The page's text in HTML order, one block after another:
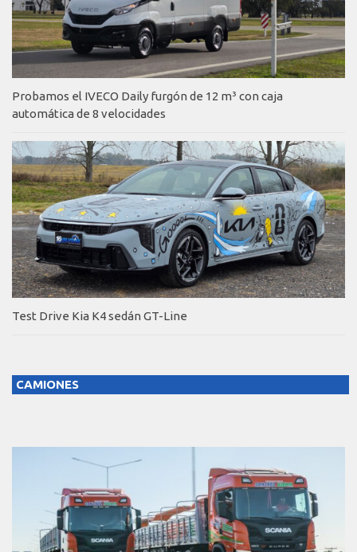
Probamos el IVECO Daily furgón de 12 m³ con caja
automática de 8 velocidades
Test Drive Kia K4 sedán GT-Line
CAMIONES